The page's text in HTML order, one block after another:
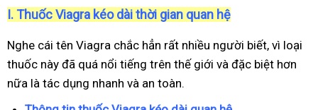
I. Thuốc Viagra kéo dài thời gian quan hệ
Nghe cái tên Viagra chắc hẳn rất nhiều người biết, vì loại
thuốc này đã quá nổi tiếng trên thế giới và đặc biệt hơn
nữa là tác dụng nhanh và an toàn.